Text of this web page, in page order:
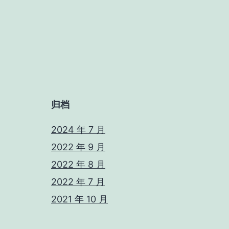
归档
2024 年 7 月
2022 年 9 月
2022 年 8 月
2022 年 7 月
2021 年 10 月